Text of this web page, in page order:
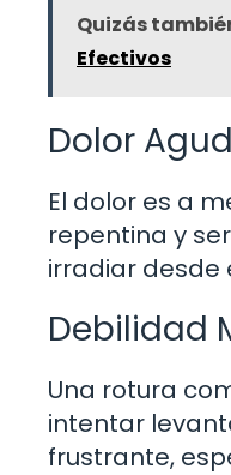
Quizás
Efectivos
Dolor
El dolor es a
repentina y
irradiar desde
Debilidad
Una rotura
intentar
frustrante,